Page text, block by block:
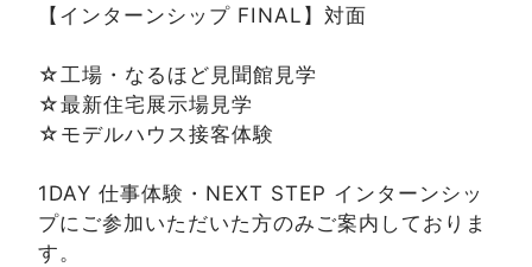
【インターンシップ FINAL】対面
☆工場・なるほど見聞館見学
☆最新住宅展示場見学
☆モデルハウス接客体験
1DAY 仕事体験・NEXT STEP インターンシッ
プにご参加いただいた方のみご案内しておりま
す。